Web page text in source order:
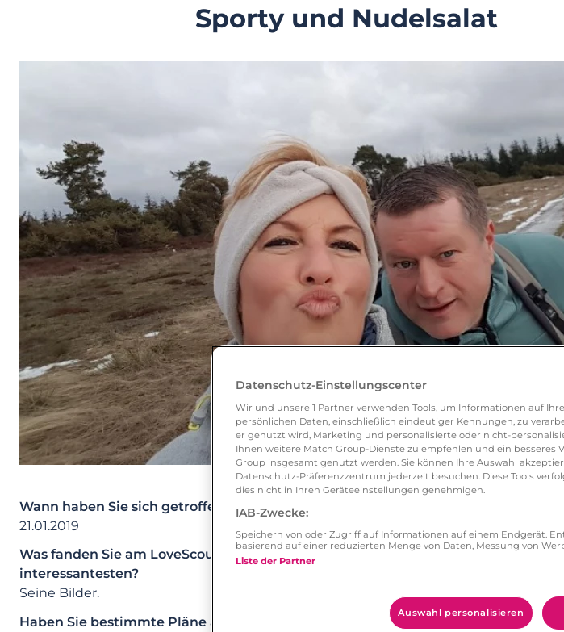
Sporty und Nudelsalat
Wann haben Sie sich getroffen?
21.01.2019
Was fanden Sie am LoveScout24-Profil Ihres Partners/Ihrer Partnerin am
interessantesten?
Seine Bilder.
Haben Sie bestimmte Pläne als Paar (Ferien, gemeinsame Wohnung, Hochzeit…)?
Datenschutz-Einstellungscenter
Wir und unsere 1 Partner verwenden Tools, um Informationen auf
persönlichen Daten, einschließlich eindeutiger Kennungen, zu
er genutzt wird, Marketing und personalisierte oder nicht-
Ihnen weitere Match Group-Dienste zu empfehlen und ein
Group insgesamt genutzt werden. Sie können Ihre Auswahl
Datenschutz-Präferenzzentrum jederzeit besuchen. Diese Tools
dies nicht in Ihren Geräteeinstellungen genehmigen.
IAB-Zwecke:
Speichern von oder Zugriff auf Informationen auf einem Endgerät.
basierend auf einer reduzierten Menge von Daten, Messung von
Liste der Partner
Auswahl personalisieren